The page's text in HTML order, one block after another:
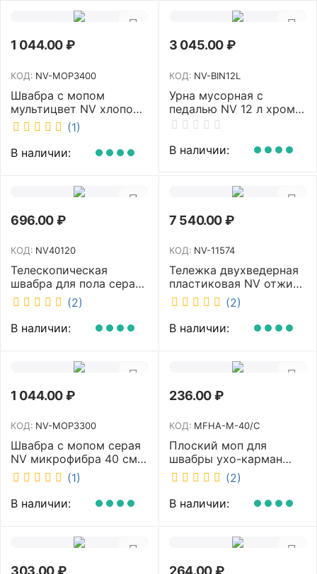
1 044.00₽
КОД: NV-MOP3400
Швабра с мопом
мультицвет NV хлопок
40 см NV-MOP3400
(1)
В наличии:
3 045.00₽
КОД: NV-BIN12L
Урна мусорная с
педалью NV 12 л хром
NV-BIN12L
В наличии:
696.00₽
КОД: NV40120
Телескопическая
швабра для пола серая
NV микрофибра 42 см
NV40120
(2)
В наличии:
7 540.00₽
КОД: NV-11574
Тележка двухведерная
пластиковая NV отжим
2х23л NV-11574
(2)
В наличии:
1 044.00₽
КОД: NV-MOP3300
Швабра с мопом серая
NV микрофибра 40 см
NV-MOP3300
(1)
В наличии:
236.00₽
КОД: MFHA-M-40/C
Плоский моп для
швабры ухо-карман
белый 40 см NV MFHA-
M-40/C
(2)
В наличии:
303.00₽ 264.00₽